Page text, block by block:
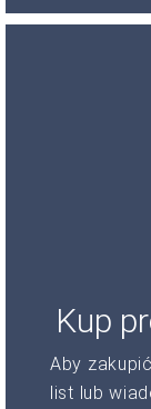
Kup
Aby
list lub